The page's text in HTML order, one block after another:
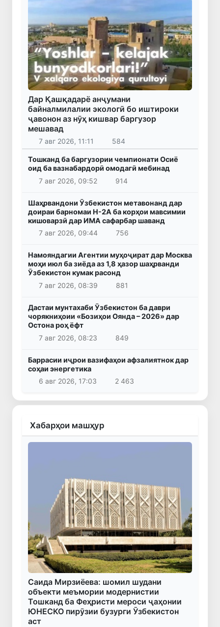
Дар Қашқадарё анҷумани
байналмилалии экологӣ бо иштироки
ҷавонон аз нӯҳ кишвар баргузор
мешавад
7 авг 2026, 11:11 584
Тошканд ба баргузории чемпионати Осиё
оид ба вазнабардорӣ омодагӣ мебинад
7 авг 2026, 09:52
914
Шаҳрвандони Ӯзбекистон метавонанд дар
доираи барномаи H-2A ба корҳои мавсимии
кишоварзӣ дар ИМА сафарбар шаванд
7 авг 2026, 09:44
756
Намояндагии Агентии муҳоҷират дар Москва
моҳи июл ба зиёда аз 1,8 ҳазор шаҳрванди
Ӯзбекистон кумак расонд
7 авг 2026, 08:39
881
Дастаи мунтахаби Ӯзбекистон ба даври
чорякниҳоии «Бозиҳои Оянда – 2026» дар
Остона роҳ ёфт
7 авг 2026, 08:23
849
Баррасии иҷрои вазифаҳои афзалиятнок дар
соҳаи энергетика
6 авг 2026, 17:03
2 463
Хабарҳои машҳур
Саида Мирзиёева: шомил шудани
объекти меъмории модернистии
Тошканд ба Феҳристи мероси ҷаҳонии
ЮНЕСКО пирӯзии бузурги Ӯзбекистон
аст